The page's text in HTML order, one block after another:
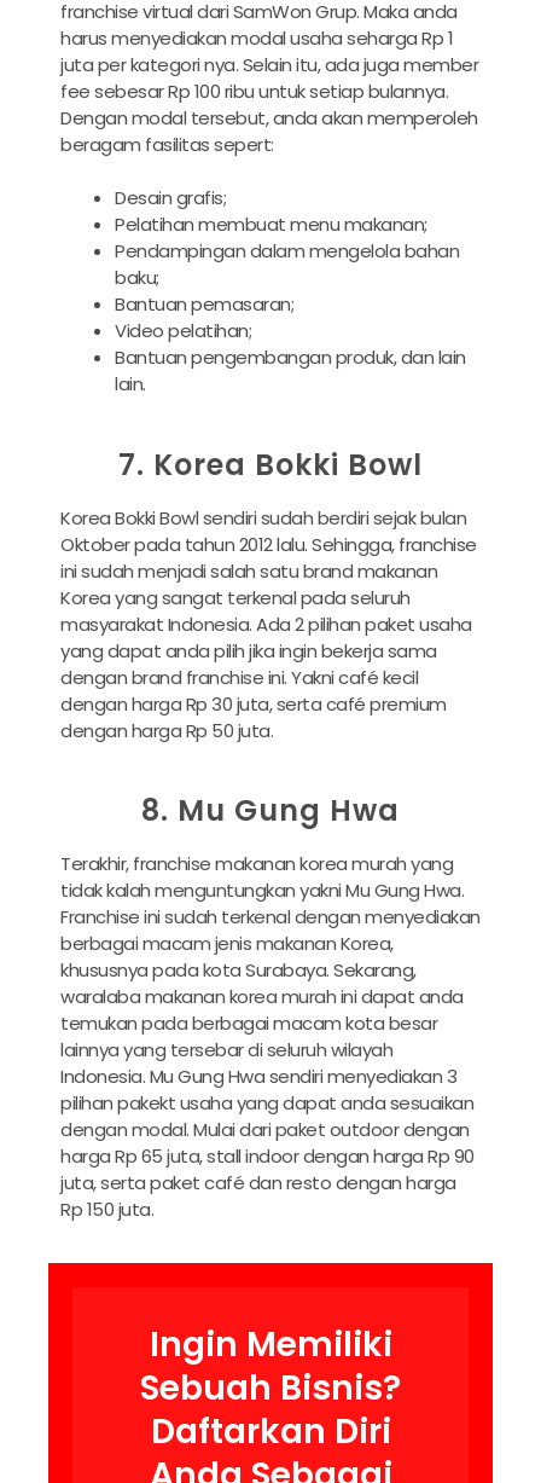
franchise virtual dari SamWon Grup. Maka anda
harus menyediakan modal usaha seharga Rp 1
juta per kategori nya. Selain itu, ada juga member
fee sebesar Rp 100 ribu untuk setiap bulannya.
Dengan modal tersebut, anda akan memperoleh
beragam fasilitas sepert:
Desain grafis;
Pelatihan membuat menu makanan;
Pendampingan dalam mengelola bahan
baku;
Bantuan pemasaran;
Video pelatihan;
Bantuan pengembangan produk, dan lain
lain.
7. Korea Bokki Bowl
Korea Bokki Bowl sendiri sudah berdiri sejak bulan
Oktober pada tahun 2012 lalu. Sehingga, franchise
ini sudah menjadi salah satu brand makanan
Korea yang sangat terkenal pada seluruh
masyarakat Indonesia. Ada 2 pilihan paket usaha
yang dapat anda pilih jika ingin bekerja sama
dengan brand franchise ini. Yakni café kecil
dengan harga Rp 30 juta, serta café premium
dengan harga Rp 50 juta.
8. Mu Gung Hwa
Terakhir, franchise makanan korea murah yang
tidak kalah menguntungkan yakni Mu Gung Hwa.
Franchise ini sudah terkenal dengan menyediakan
berbagai macam jenis makanan Korea,
khususnya pada kota Surabaya. Sekarang,
waralaba makanan korea murah ini dapat anda
temukan pada berbagai macam kota besar
lainnya yang tersebar di seluruh wilayah
Indonesia. Mu Gung Hwa sendiri menyediakan 3
pilihan pakekt usaha yang dapat anda sesuaikan
dengan modal. Mulai dari paket outdoor dengan
harga Rp 65 juta, stall indoor dengan harga Rp 90
juta, serta paket café dan resto dengan harga
Rp 150 juta.
Ingin Memiliki
Sebuah Bisnis?
Daftarkan Diri